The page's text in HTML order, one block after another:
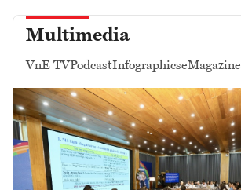
Multimedia
VnE TVPodcastInfographicseMagazine